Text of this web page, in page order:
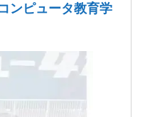
ンピュータ教育学